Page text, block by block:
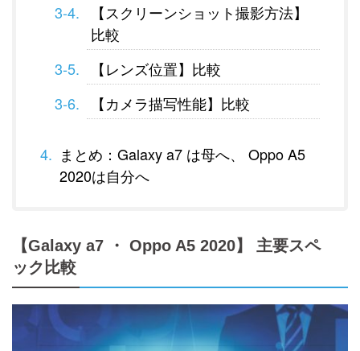
【スクリーンショット撮影方法】
比較
【レンズ位置】比較
【カメラ描写性能】比較
まとめ：Galaxy a7 は母へ、 Oppo A5
2020は自分へ
【Galaxy a7 ・ Oppo A5 2020】 主要スペ
ック比較